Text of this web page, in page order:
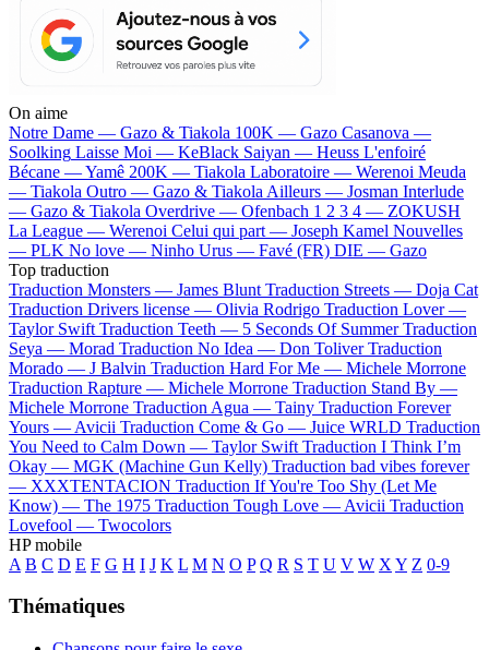
On aime
Notre Dame — Gazo & Tiakola 100K — Gazo Casanova —
Soolking Laisse Moi — KeBlack Saiyan — Heuss L'enfoiré
Bécane —Yamê 200K — Tiakola Laboratoire — Werenoi Meuda
— Tiakola Outro — Gazo & Tiakola Ailleurs — Josman Interlude
— Gazo & Tiakola Overdrive — Ofenbach 1 2 3 4 — ZOKUSH
La League — Werenoi Celui qui part — Joseph Kamel Nouvelles
— PLK No love — Ninho Urus — Favé (FR) DIE — Gazo
Top traduction
Traduction Monsters — James Blunt Traduction Streets — Doja Cat
Traduction Drivers license — Olivia Rodrigo Traduction Lover —
Taylor Swift Traduction Teeth — 5 Seconds Of Summer Traduction
Seya — Morad Traduction No Idea — Don Toliver Traduction
Morado — J Balvin Traduction Hard For Me — Michele Morrone
Traduction Rapture — Michele Morrone Traduction Stand By —
Michele Morrone Traduction Agua — Tainy Traduction Forever
Yours — Avicii Traduction Come & Go — Juice WRLD Traduction
You Need to Calm Down — Taylor Swift Traduction I Think I’m
Okay — MGK (Machine Gun Kelly) Traduction bad vibes forever
— XXXTENTACION Traduction If You're Too Shy (Let Me
Know) — The 1975 Traduction Tough Love — Avicii Traduction
Lovefool — Twocolors
HP mobile
A B C D E F G H I J K L M N O P Q R S T U V W X Y Z 0-9
Thématiques